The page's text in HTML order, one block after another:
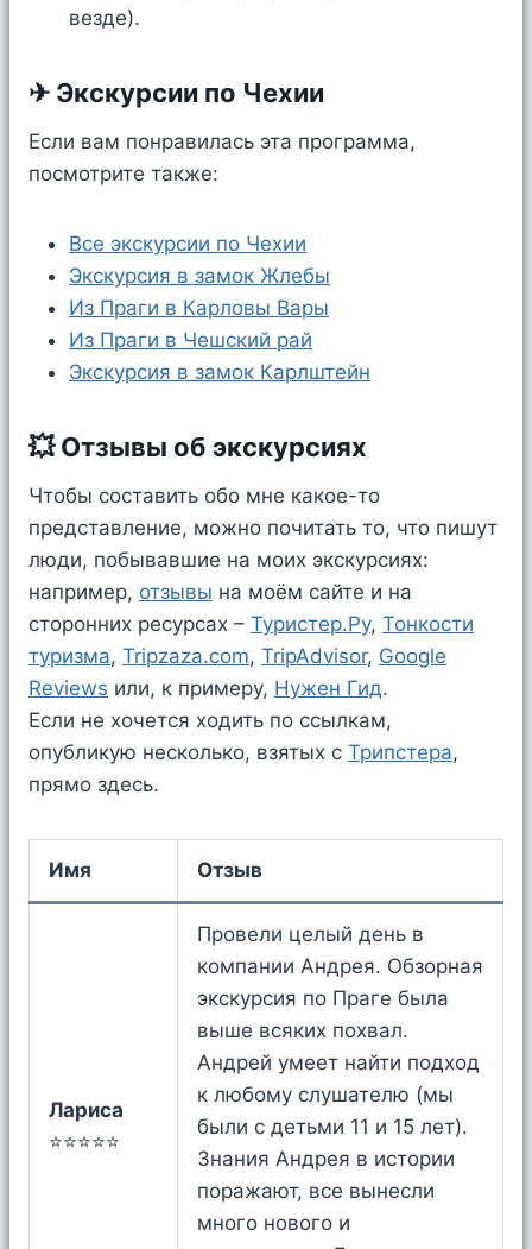
везде).
✈ Экскурсии по Чехии
Если вам понравилась эта программа,
посмотрите также:
Все экскурсии по Чехии
Экскурсия в замок Жлебы
Из Праги в Карловы Вары
Из Праги в Чешский рай
Экскурсия в замок Карлштейн
💥 Отзывы об экскурсиях
Чтобы составить обо мне какое-то
представление, можно почитать то, что пишут
люди, побывавшие на моих экскурсиях:
например, отзывы на моём сайте и на
сторонних ресурсах – Туристер.Ру, Тонкости
туризма, Tripzaza.com, TripAdvisor, Google
Reviews или, к примеру, Нужен Гид.
Если не хочется ходить по ссылкам,
опубликую несколько, взятых c Трипстера,
прямо здесь.
Имя Отзыв
Лариса
⭐⭐⭐⭐⭐
Провели целый день в
компании Андрея. Обзорная
экскурсия по Праге была
выше всяких похвал.
Андрей умеет найти подход
к любому слушателю (мы
были с детьми 11 и 15 лет).
Знания Андрея в истории
поражают, все вынесли
много нового и